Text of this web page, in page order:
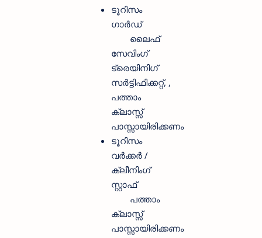
ടൂറിസം
ഗാര്‍ഡ്
ലൈഫ്
സേവിംഗ്
ട്രെയിനിഗ്
സര്‍ട്ടിഫിക്കറ്റ്, ,
പത്താം
ക്ലാസ്സ്‌
പാസ്സായിരിക്കണം
ടൂറിസം
വര്‍ക്കര്‍ /
ക്ലീനിംഗ്
സ്റ്റാഫ്‌
പത്താം
ക്ലാസ്സ്‌
പാസ്സായിരിക്കണം